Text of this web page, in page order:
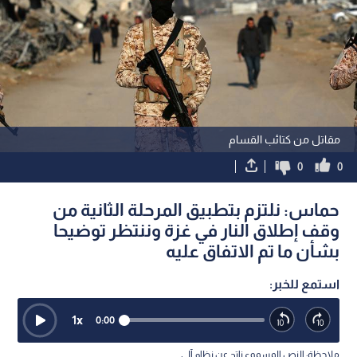
مقاتل من كتائب القسام
0
0
حماس: نلتزم بتطبيق المرحلة الثانية من
وقف إطلاق النار في غزة وننتظر توضيحا
بشأن ما تم الاتفاق عليه
استمع للخبر:
0:00
1x
ملاحظة: النص المسموع ناتج عن نظام آلي